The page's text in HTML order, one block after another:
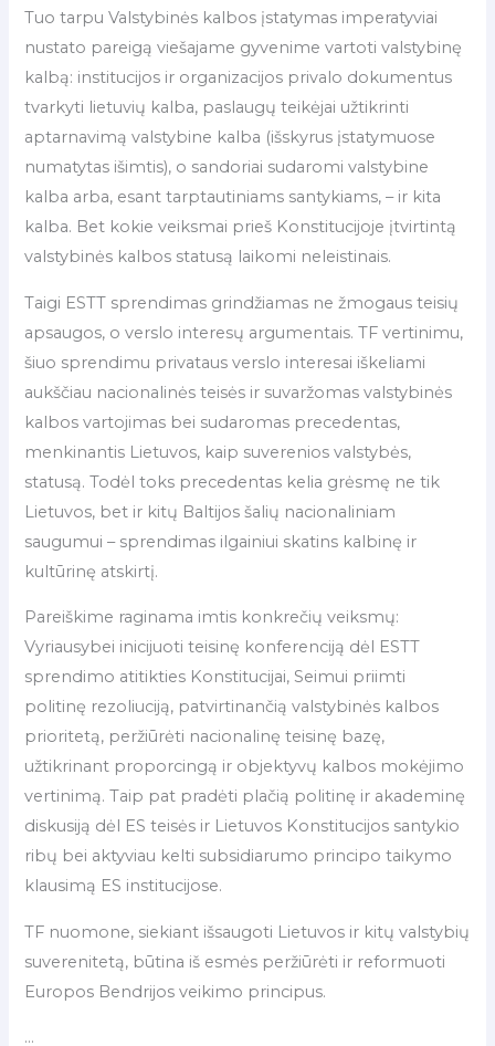
Tuo tarpu Valstybinės kalbos įstatymas imperatyviai
nustato pareigą viešajame gyvenime vartoti valstybinę
kalbą: institucijos ir organizacijos privalo dokumentus
tvarkyti lietuvių kalba, paslaugų teikėjai užtikrinti
aptarnavimą valstybine kalba (išskyrus įstatymuose
numatytas išimtis), o sandoriai sudaromi valstybine
kalba arba, esant tarptautiniams santykiams, – ir kita
kalba. Bet kokie veiksmai prieš Konstitucijoje įtvirtintą
valstybinės kalbos statusą laikomi neleistinais.
Taigi ESTT sprendimas grindžiamas ne žmogaus teisių
apsaugos, o verslo interesų argumentais. TF vertinimu,
šiuo sprendimu privataus verslo interesai iškeliami
aukščiau nacionalinės teisės ir suvaržomas valstybinės
kalbos vartojimas bei sudaromas precedentas,
menkinantis Lietuvos, kaip suverenios valstybės,
statusą. Todėl toks precedentas kelia grėsmę ne tik
Lietuvos, bet ir kitų Baltijos šalių nacionaliniam
saugumui – sprendimas ilgainiui skatins kalbinę ir
kultūrinę atskirtį.
Pareiškime raginama imtis konkrečių veiksmų:
Vyriausybei inicijuoti teisinę konferenciją dėl ESTT
sprendimo atitikties Konstitucijai, Seimui priimti
politinę rezoliuciją, patvirtinančią valstybinės kalbos
prioritetą, peržiūrėti nacionalinę teisinę bazę,
užtikrinant proporcingą ir objektyvų kalbos mokėjimo
vertinimą. Taip pat pradėti plačią politinę ir akademinę
diskusiją dėl ES teisės ir Lietuvos Konstitucijos santykio
ribų bei aktyviau kelti subsidiarumo principo taikymo
klausimą ES institucijose.
TF nuomone, siekiant išsaugoti Lietuvos ir kitų valstybių
suverenitetą, būtina iš esmės peržiūrėti ir reformuoti
Europos Bendrijos veikimo principus.
…